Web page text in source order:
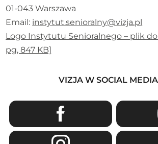
01-043 Warszawa
Email: instytut.senioralny@vizja.pl
Logo Instytutu Senioralnego – plik
pg, 847 KB]
VIZJA W SOCIAL